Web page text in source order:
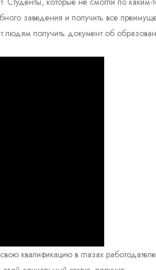
заведения и получить все
людям получить документ об
квалификацию в глазах